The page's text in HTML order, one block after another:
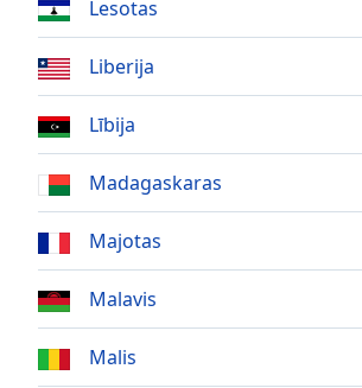
window.
Escape
cancel
close
window.
Opacity
Lesotas
Liberija
Lībija
Madagaskaras
Majotas
Malavis
Malis